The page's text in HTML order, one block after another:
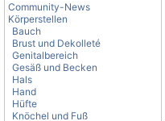
Community-News
Körperstellen
Bauch
Brust und Dekolleté
Genitalbereich
Gesäß und Becken
Hals
Hand
Hüfte
Knöchel und Fuß